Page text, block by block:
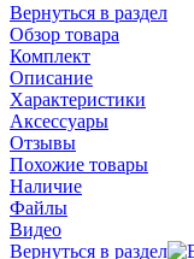
Вернуться в раздел
Обзор товара
Комплект
Описание
Характеристики
Аксессуары
Отзывы
Похожие товары
Наличие
Файлы
Видео
Вернуться в раздел